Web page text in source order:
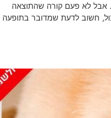
אבל לא פעם קורה שהתוצאה
חשוב לדעת שמדובר בתופעה